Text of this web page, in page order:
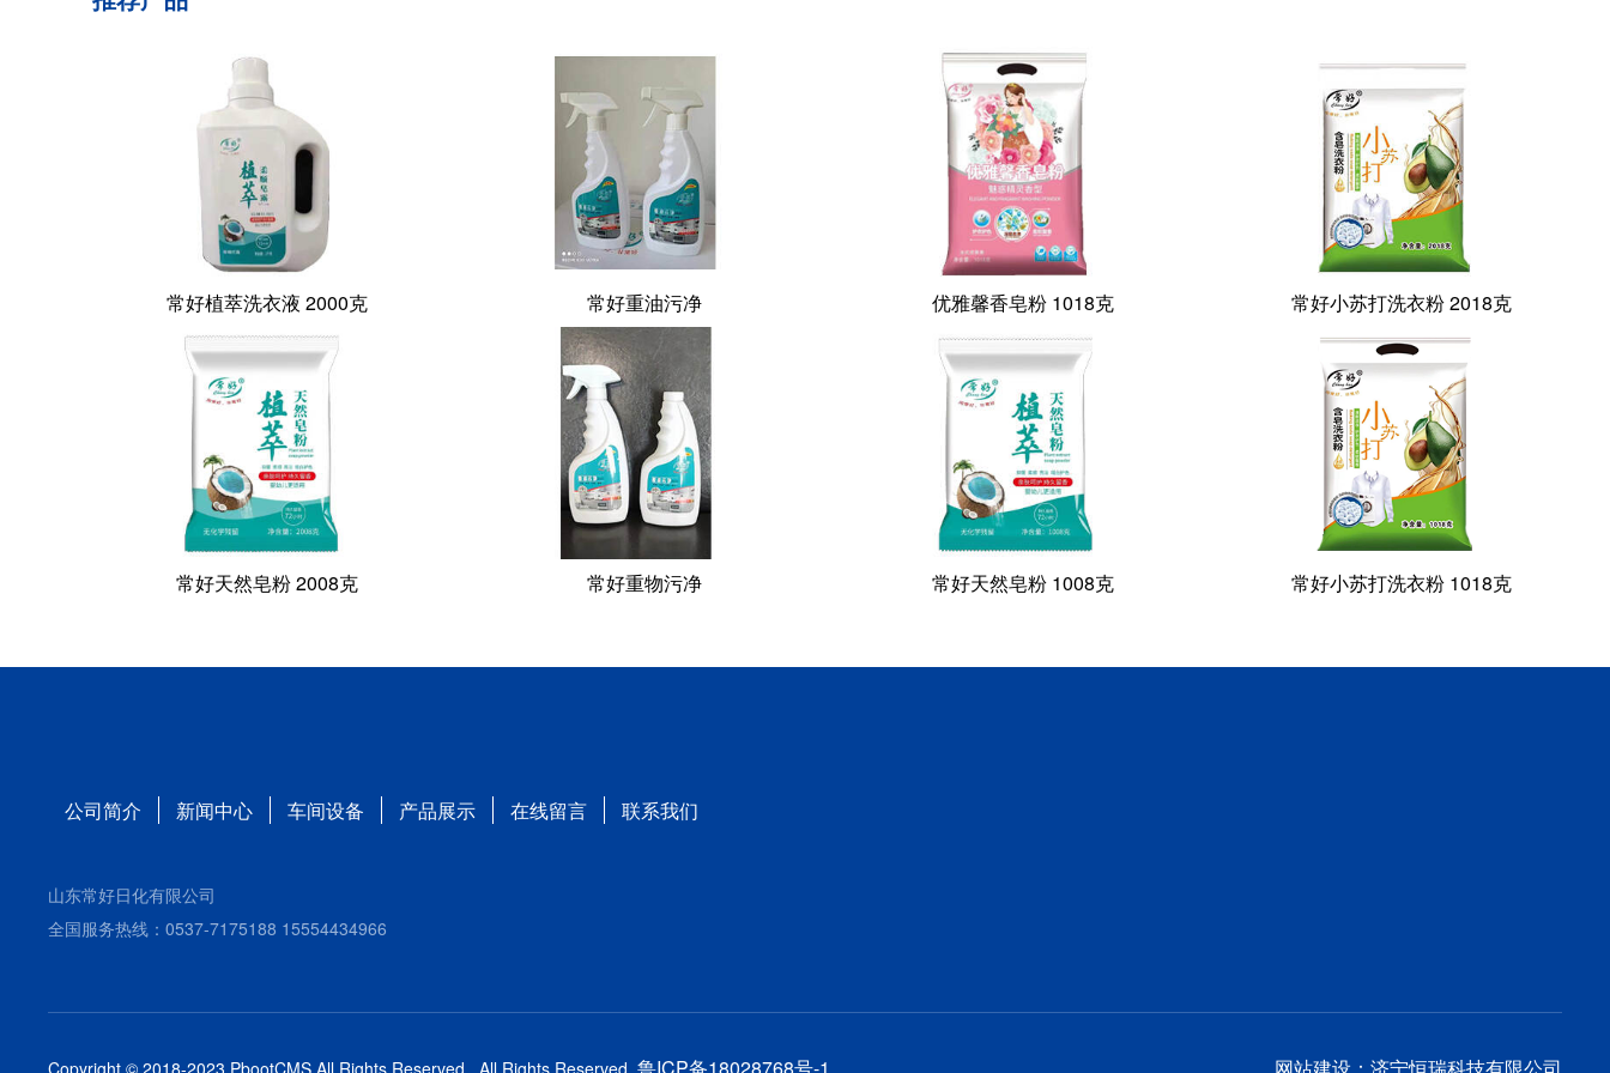
常好植萃洗衣液 2000克 常好重油污净 优雅馨香皂粉 1018克 常好小苏打洗衣粉 2018克
常好天然皂粉 2008克 常好重物污净 常好天然皂粉 1008克 常好小苏打洗衣粉 1018克
公司简介 新闻中心 车间设备 产品展示 在线留言 联系我们
山东常好日化有限公司
全国服务热线：0537-7175188 15554434966
Copyright © 2018-2023 PbootCMS All Rights Reserved.. All Rights Reserved.鲁ICP备18028768号-1 网站建设：济宁恒瑞科技有限公司